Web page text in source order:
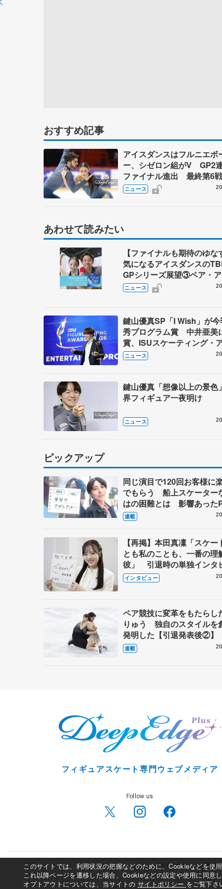
おすすめ記事
アイスダンスはフルニエボ
ー、シゼロン組がV GP2
ファイナル進出 最終第6
ンランディア杯
ニュース
あわせて読みたい
【ファイナルも期待のゆ
気になるアイスダンスの
GPシリーズ展望③ペア・
ダンス編】 ポッドキャス
を配信
ニュース
鍵山優真SP「I Wish」が
秀プログラム賞 中井亜美
賞、ISUスケーティング・
ド
ニュース
鍵山優真「想像以上の景
界フィギュア一夜明け
ニュース
ピックアップ
同じ演目で120回お客様に
でもらう 船上スケーター
はの困難とは 影響あった
キャプテン松永さんの存在
連載
【再掲】本田真凜「スケー
とも私のことも、一番の理
彼」 引退時の単独インタ
で語った競技人生や家族、
これからの夢…
インタビュー
ペア競技に変革をもたらし
りゅう 独自のスタイルを
発明した【引退発表後②】
連載
フィギュアスケート専門ウェブメディア
Follow us
サイトポリシー 利用
このサイトでは、利用状況の把握などのために、Cookieなどを使
これ以降ページを遷移した場合、Cookieなどの設定や使用に同意
オプトアウトについては、当サイトの サイトポリシー をご覧下さ